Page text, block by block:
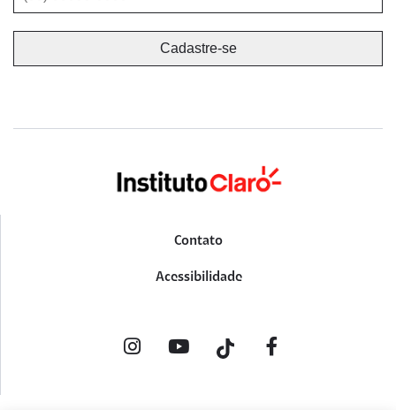
Contato
Acessibilidade